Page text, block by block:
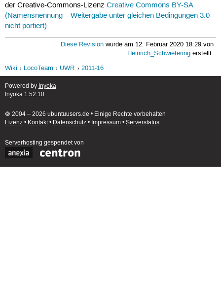
der Creative-Commons-Lizenz Creative Commons BY-SA
(Namensnennung – Weitergabe unter gleichen Bedingungen 3.0 –
nicht portiert)
Diese Revision wurde am 12. Februar 2020 18:29 von
Heinrich_Schwietering erstellt.
Wiki
LocoTeam UWR 2011-16
Powered by Inyoka
Inyoka 1.52.10
🄯 2004 – 2026 ubuntuusers.de • Einige Rechte vorbehalten
Lizenz• Kontakt• Datenschutz• Impressum• Serverstatus
Serverhosting gespendet von